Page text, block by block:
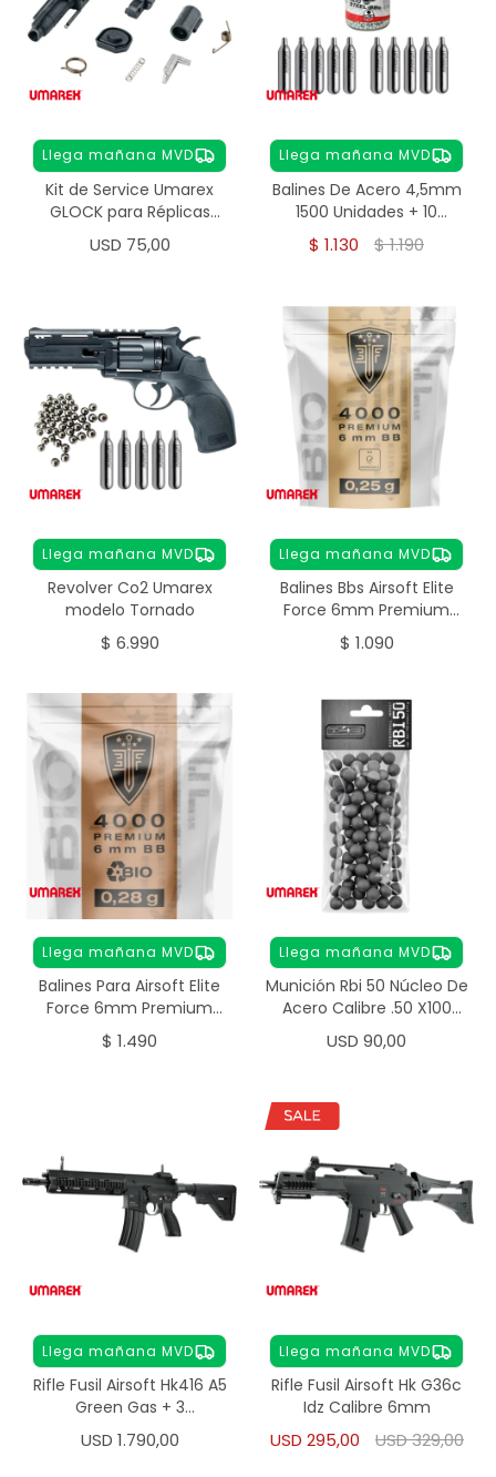
Llega mañana MVD
Kit de Service Umarex
GLOCK para Réplicas
Airsoft 6 mm
USD 75,00
Llega mañana MVD
Balines De Acero 4,5mm
1500 Unidades + 10
Garrafa Co2 Umarex
$ 1.130 $1.190
Llega mañana MVD
Revolver Co2 Umarex
modelo Tornado
$ 6.990
Llega mañana MVD
Balines Bbs Airsoft Elite
Force 6mm Premium
0,25g 4000 Unidades
$ 1.090
Llega mañana MVD
Balines Para Airsoft Elite
Force 6mm Premium
0,28g
$ 1.490
Llega mañana MVD
Munición Rbi 50 Núcleo De
Acero Calibre .50 X100
Unidades
USD 90,00
Llega mañana MVD
Rifle Fusil Airsoft Hk416 A5
Green Gas + 3
Cargadores
USD 1.790,00
Llega mañana MVD
Rifle Fusil Airsoft Hk G36c
Idz Calibre 6mm
USD 295,00 USD329,00